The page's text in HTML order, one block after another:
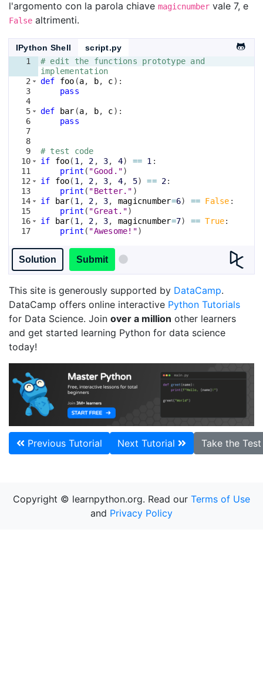
l'argomento con la parola chiave magicnumber vale 7, e
False altrimenti.
IPython Shell
script.py
1
2
3
4
5
6
7
8
9
10
11
12
13
14
15
16
17
# edit the functions prototype and
implementation
def
foo (a, b, c) :
pass
def bar (a, b, c) :
pass
# test code
if
foo( 1 , 2 , 3, 4) == 1 :
print ( "Good.")
if
foo( 1 , 2 , 3, 4, 5) == 2:
print ( "Better." )
if
bar( 1 , 2 , 3, magicnumber=6) == False :
print ( "Great.")
if
bar( 1 , 2 , 3, magicnumber=7) == True:
print ( "Awesome!")
Solution Submit
This site is generously supported by DataCamp.
DataCamp offers online interactive Python Tutorials
for Data Science. Join over a million other learners
and get started learning Python for data science
today!
Previous Tutorial Next Tutorial Take the
Copyright © learnpython.org. Read our Terms of Use
and Privacy Policy